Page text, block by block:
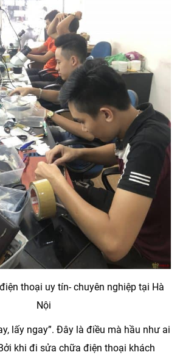
thoại uy tín- chuyên nghiệp tại Hà
Nội
lấy ngay”. Đây là điều mà hầu như ai
khi đi sửa chữa điện thoại khách